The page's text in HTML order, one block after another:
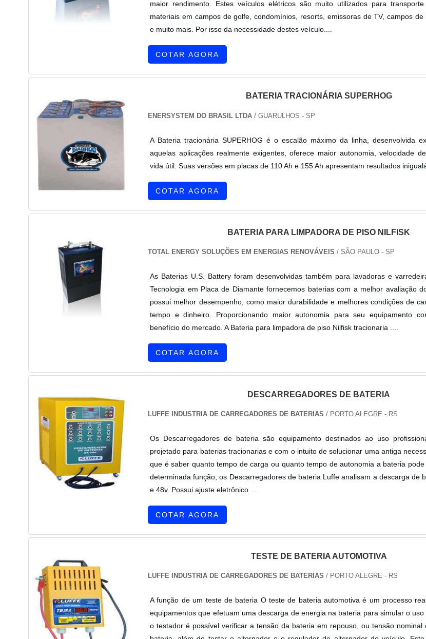
maior rendimento. Estes veículos elétricos são muito utilizados para
materiais em campos de golfe, condomínios, resorts, emissoras de TV, campos
e muito mais. Por isso da necessidade destes veículo....
COTAR AGORA
BATERIA TRACIONÁRIA SUPERHOG
ENERSYSTEM DO BRASIL LTDA / GUARULHOS - SP
A Bateria tracionária SUPERHOG é o escalão máximo da linha, desenvolvida
aquelas aplicações realmente exigentes, oferece maior autonomia, velocidade
vida útil. Suas versões em placas de 110 Ah e 155 Ah apresentam resultados
COTAR AGORA
BATERIA PARA LIMPADORA DE PISO NILFISK
TOTAL ENERGY SOLUÇÕES EM ENERGIAS RENOVÁVEIS / SÃO PAULO - SP
As Baterias U.S. Battery foram desenvolvidas também para lavadoras e
Tecnologia em Placa de Diamante fornecemos baterias com a melhor avaliação
possui melhor desempenho, como maior durabilidade e melhores condições de
tempo e dinheiro. Proporcionando maior autonomia para seu equipamento
benefício do mercado. A Bateria para limpadora de piso Nilfisk tracionaria ....
COTAR AGORA
DESCARREGADORES DE BATERIA
LUFFE INDUSTRIA DE CARREGADORES DE BATERIAS / PORTO ALEGRE - RS
Os Descarregadores de bateria são equipamento destinados ao uso
projetado para baterias tracionarias e com o intuito de solucionar uma antiga
que é saber quanto tempo de carga ou quanto tempo de autonomia a bateria
determinada função, os Descarregadores de bateria Luffe analisam a descarga de
e 48v. Possui ajuste eletrônico ....
COTAR AGORA
TESTE DE BATERIA AUTOMOTIVA
LUFFE INDUSTRIA DE CARREGADORES DE BATERIAS / PORTO ALEGRE - RS
A função de um teste de bateria O teste de bateria automotiva é um processo
equipamentos que efetuam uma descarga de energia na bateria para simular o
o testador é possível verificar a tensão da bateria em repouso, ou tensão nominal